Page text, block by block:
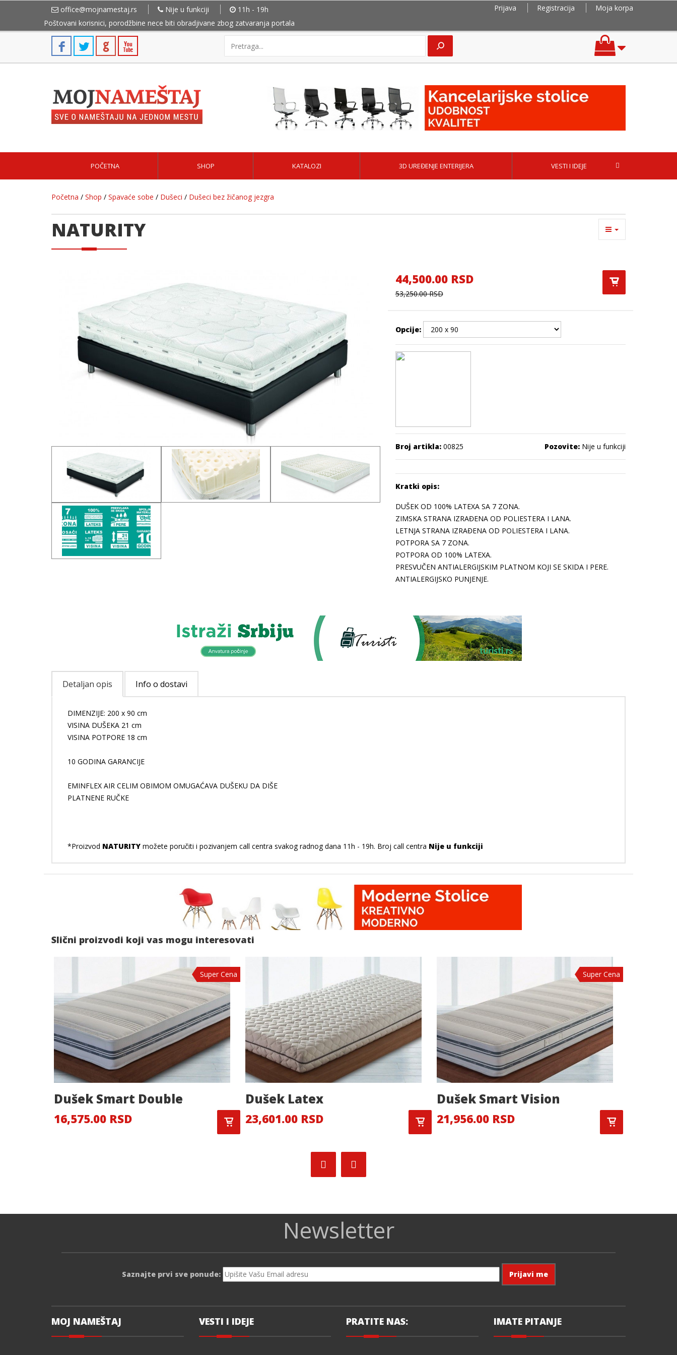
office@mojnamestaj.rs Nije u funkciji 11h - 19h Prijava Registracija
Moja korpa
Poštovani korisnici, porodžbine nece biti obradjivane zbog zatvaranja portala
POČETNA SHOP KATALOZI 3D UREĐENJE ENTERIJERA VESTI I IDEJE
Početna / Shop / Spavaće sobe / Dušeci / Dušeci bez žičanog jezgra
NATURITY
44,500.00 RSD
53,250.00 RSD
Opcije:
Broj artikla:00825 Pozovite: Nije u funkciji
Kratki opis:
DUŠEK OD 100% LATEXA SA 7 ZONA.
ZIMSKA STRANA IZRAĐENA OD POLIESTERA I LANA.
LETNJA STRANA IZRAĐENA OD POLIESTERA I LANA.
POTPORA SA 7 ZONA.
POTPORA OD 100% LATEXA.
PRESVUČEN ANTIALERGIJSKIM PLATNOM KOJI SE SKIDA I PERE.
ANTIALERGIJSKO PUNJENJE.
Detaljan opis Info o dostavi
DIMENZIJE: 200 x 90 cm
VISINA DUŠEKA 21 cm
VISINA POTPORE 18 cm
10 GODINA GARANCIJE
EMINFLEX AIR CELIM OBIMOM OMUGAĆAVA DUŠEKU DA DIŠE
PLATNENE RUČKE
*Proizvod NATURITY možete poručiti i pozivanjem call centra svakog radnog dana 11h - 19h. Broj call centra Nije u funkciji
Slični proizvodi koji vas mogu interesovati
Super Cena
Dušek Smart Double
16,575.00 RSD
Dušek Latex
23,601.00 RSD
Super Cena
Dušek Smart Vision
21,956.00 RSD
Newsletter
Saznajte prvi sve ponude:
MOJ NAMEŠTAJ VESTI I IDEJE PRATITE NAS: IMATE PITANJE